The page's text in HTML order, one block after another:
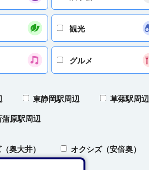
観光
グルメ
東静岡駅周辺 草薙駅周辺
蒲原駅周辺
奥大井） オクシズ（安倍奥）